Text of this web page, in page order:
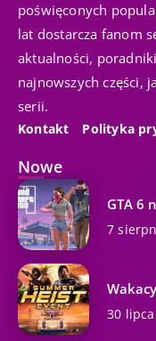
poświęconych
lat dostarcza fanom
aktualności,
najnowszych części,
serii.
Kontakt Polityka
Nowe
GTA 6
7
30